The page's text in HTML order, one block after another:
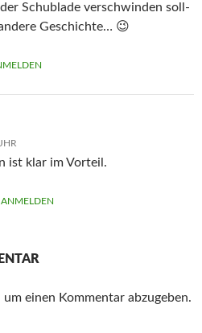
Schub­la­de ver­schwin­den soll­
Geschichte… 😉
ist klar im Vorteil.
um einen Kommentar abzugeben.